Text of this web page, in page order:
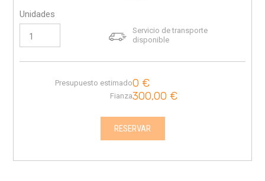
Unidades
Servicio de transporte
disponible
Presupuesto estimado0 €
Fianza300,00 €
RESERVAR